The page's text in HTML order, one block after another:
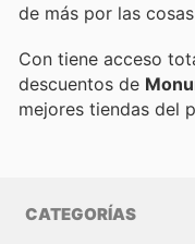
de más por las
Con tiene acceso
descuentos de
mejores tiendas del
CATEGORÍAS